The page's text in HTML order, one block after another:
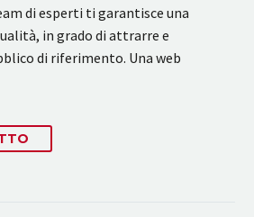
di esperti ti garantisce una
in grado di attrarre e
di riferimento. Una web